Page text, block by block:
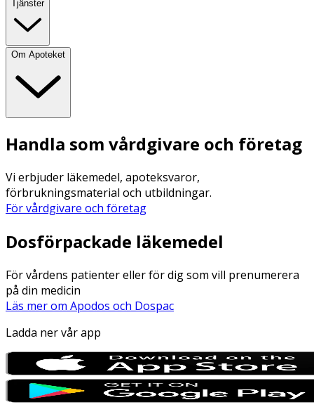
Tjänster
Om Apoteket
Handla som vårdgivare och företag
Vi erbjuder läkemedel, apoteksvaror,
förbrukningsmaterial och utbildningar.
För vårdgivare och företag
Dosförpackade läkemedel
För vårdens patienter eller för dig som vill prenumerera
på din medicin
Läs mer om Apodos och Dospac
Ladda ner vår app